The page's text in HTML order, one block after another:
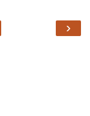
›